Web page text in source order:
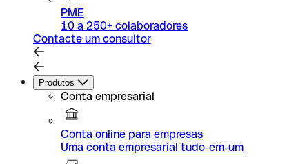
PME
10 a 250+ colaboradores
Contacte um consultor
Produtos
Conta empresarial
Conta online para empresas
Uma conta empresarial tudo-em-um